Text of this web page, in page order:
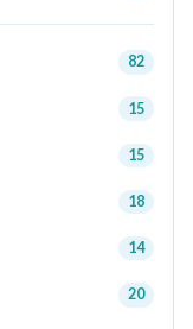
82
15
15
18
14
20